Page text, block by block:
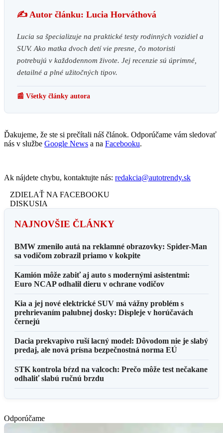
✍️ Autor článku: Lucia Horváthová
Lucia sa špecializuje na praktické testy rodinných vozidiel a
SUV. Ako matka dvoch detí vie presne, čo motoristi
potrebujú v každodennom živote. Jej recenzie sú úprimné,
detailné a plné užitočných tipov.
📰 Všetky články autora
Ďakujeme, že ste si prečítali náš článok. Odporúčame vám sledovať
nás v službe Google News a na Facebooku.
Ak nájdete chybu, kontaktujte nás: redakcia@autotrendy.sk
ZDIELAŤ NA FACEBOOKU
DISKUSIA
NAJNOVŠIE ČLÁNKY
BMW zmenilo autá na reklamné obrazovky: Spider-Man
sa vodičom zobrazil priamo v kokpite
Kamión môže zabiť aj auto s modernými asistentmi:
Euro NCAP odhalil dieru v ochrane vodičov
Kia a jej nové elektrické SUV má vážny problém s
prehrievaním palubnej dosky: Displeje v horúčavách
černejú
Dacia prekvapivo ruší lacný model: Dôvodom nie je slabý
predaj, ale nová prísna bezpečnostná norma EÚ
STK kontrola bŕzd na valcoch: Prečo môže test nečakane
odhaliť slabú ručnú brzdu
Odporúčame